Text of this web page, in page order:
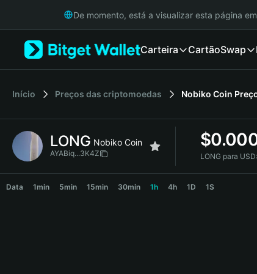
Русский
Italiano
简体中文
繁體中文
Bahasa Indonesia
De momento, está a visualizar esta página em
Carteira CartãoSwap
Início Preços das criptomoedas Nobiko Coin
LONG Nobiko Coin
AYABiq...3K4Z
$
LONG para USD:
Data 1min 5min 15min 30min 1h 4h 1D 1S